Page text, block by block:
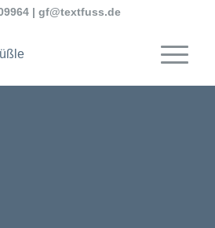
|gf@textfuss.de